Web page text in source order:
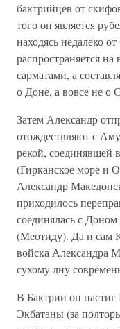
бактрийцев от
того он является
находясь недалеко
распространяется
сарматами, а
о Доне, а вовсе не о
Затем Александр
отождествляют с
рекой, соединявшей
(Гирканское море и
Александр
приходилось
соединялась с
(Меотиду). Да и сам
войска Александра
сухому дну
В Бактрии он настиг
Экбатаны (за